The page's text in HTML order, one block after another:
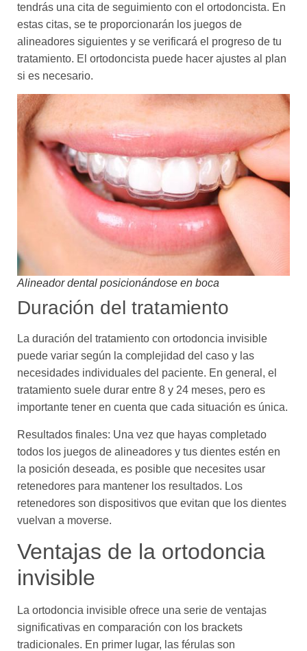
tendrás una cita de seguimiento con el ortodoncista. En
estas citas, se te proporcionarán los juegos de
alineadores siguientes y se verificará el progreso de tu
tratamiento. El ortodoncista puede hacer ajustes al plan
si es necesario.
Alineador dental posicionándose en boca
Duración del tratamiento
La duración del tratamiento con ortodoncia invisible
puede variar según la complejidad del caso y las
necesidades individuales del paciente. En general, el
tratamiento suele durar entre 8 y 24 meses, pero es
importante tener en cuenta que cada situación es única.
Resultados finales: Una vez que hayas completado
todos los juegos de alineadores y tus dientes estén en
la posición deseada, es posible que necesites usar
retenedores para mantener los resultados. Los
retenedores son dispositivos que evitan que los dientes
vuelvan a moverse.
Ventajas de la ortodoncia
invisible
La ortodoncia invisible ofrece una serie de ventajas
significativas en comparación con los brackets
tradicionales. En primer lugar, las férulas son